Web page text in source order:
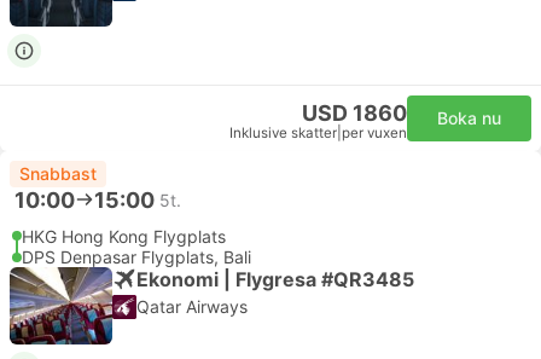
USD 1860
Inklusive skatter per vuxen
Boka nu
Snabbast
10:00 15:00 5t.
HKG Hong Kong Flygplats
DPS Denpasar Flygplats, Bali
Ekonomi | Flygresa #QR3485
Qatar Airways